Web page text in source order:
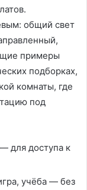
общий свет
примеры
подборках,
комнаты, где
под
для доступа к
учёба — без